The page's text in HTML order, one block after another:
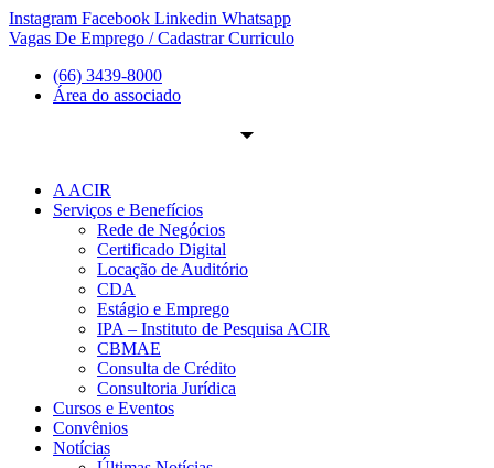
Ir
para
conteúdo
Instagram Facebook Linkedin Whatsapp
Vagas De Emprego / Cadastrar Curriculo
(66) 3439-8000
Área do associado
A ACIR
Serviços e Benefícios
Rede de Negócios
Certificado Digital
Locação de Auditório
CDA
Estágio e Emprego
IPA – Instituto de Pesquisa ACIR
CBMAE
Consulta de Crédito
Consultoria Jurídica
Cursos e Eventos
Convênios
Notícias